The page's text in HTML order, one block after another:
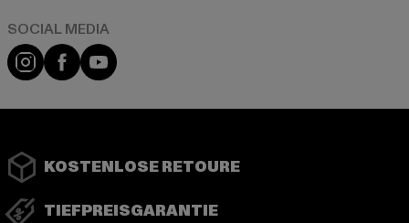
Instagram
FacebookYouTube
KOSTENLOSE RETOURE
TIEFPREISGARANTIE